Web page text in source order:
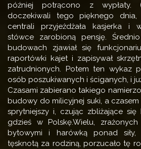
później potrącono z wypłaty.
doczekiwali tego pięknego dnia,
centrali przyjeżdżała kasjerka i
stówce zarobioną pensję.
budowach zjawiał się
raportówki kajet i zapisywał
zatrudnionych. Potem ten wykaz
osób poszukiwanych i ściganych, i
Czasami zabierano takiego
budowy do milicyjnej suki, a
sprytniejszy i, czując zbliżające się
gdzieś w Polskę.Wielu,
bytowymi i harówką ponad
tęsknotą za rodziną, porzucało tę